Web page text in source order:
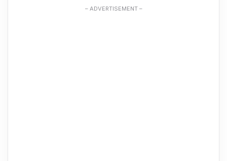
– ADVERTISEMENT –